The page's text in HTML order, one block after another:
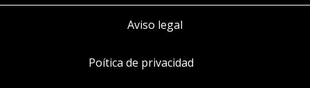
Aviso legal
Poítica de privacidad